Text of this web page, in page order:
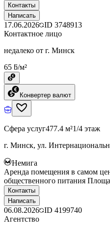
Контакты
Написать
17.06.2026 ID 3748913
Контактное лицо
недалеко от г. Минск
65 ƃ/м²
Конвертер валют
Сфера услуг477.4 м²1/4 этаж
г. Минск, ул.
Немига
Аренда помещения в самом
общественного питания
Контакты
Написать
06.08.2026 ID 4199740
Агентство